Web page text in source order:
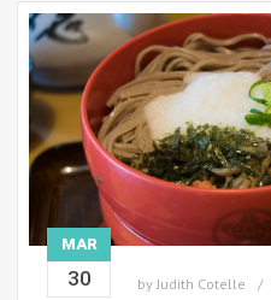
MAR
30 by Judith Cotelle